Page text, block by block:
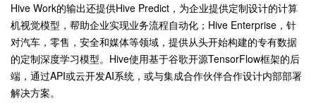
Hive Work的输出还提供Hive Predict，为企业提供定制设计的计算
机视觉模型，帮助企业实现业务流程自动化；Hive Enterprise，针
对汽车，零售，安全和媒体等领域，提供从头开始构建的专有数据
的定制深度学习模型。Hive使用基于谷歌开源TensorFlow框架的后
端，通过API或云开发AI系统，或与集成合作伙伴合作设计内部部署
解决方案。